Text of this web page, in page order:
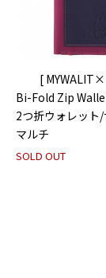
[
Bi-Fold Zip
2つ折ウォレット
マルチ
SOLD OUT